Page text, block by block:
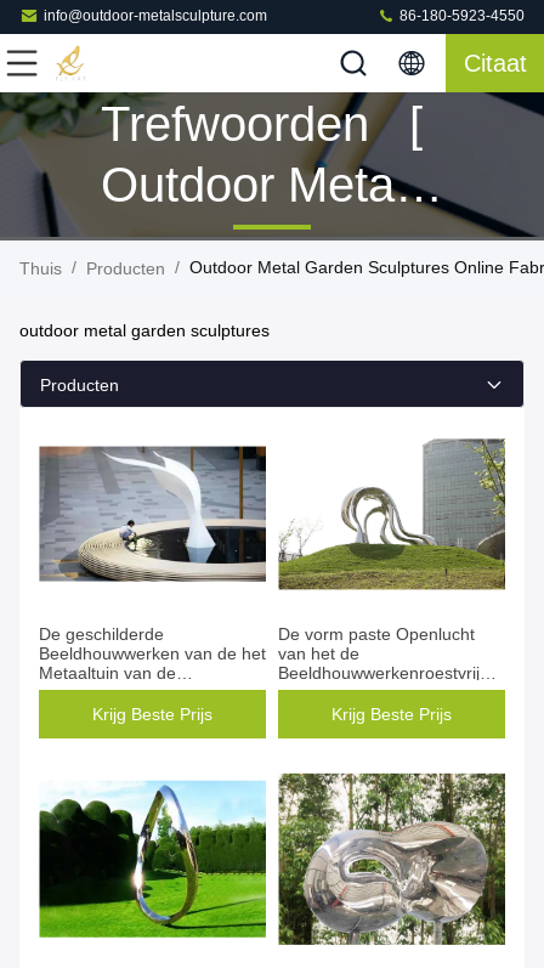
info@outdoor-metalsculpture.com 86-180-5923-4550
Citaat
Trefwoorden [
Outdoor Metal
Garden
Overeenkomen
Thuis / Producten / Outdoor Metal Garden Sculptures Online
outdoor metal garden sculptures
Producten
De geschilderde
Beeldhouwwerken van de het
Metaaltuin van de
Walvisstaart SS316L
OpenluchtKrijg Beste Prijs
De vorm paste Openlucht
van het de
Beeldhouwwerkenroestvrije
staal van de Metaaltuin de
Gezondheidsdeur aan
Krijg Beste Prijs